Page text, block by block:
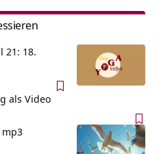
21: 18.
als Video